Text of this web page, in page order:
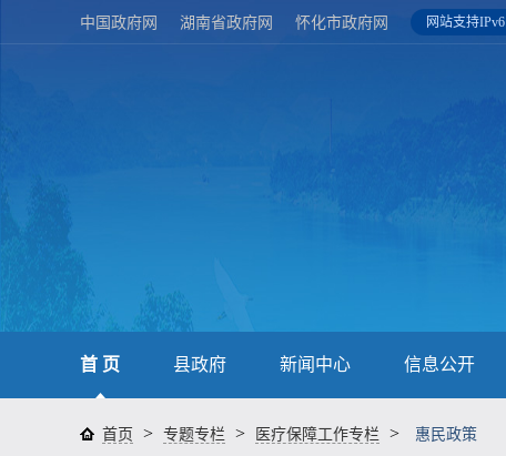
中国政府网 湖南省政府网 怀化市政府网 网站支持IPv6
首 页 县政府 新闻中心 信息公开
首页 > 专题专栏 > 医疗保障工作专栏 > 惠民政策